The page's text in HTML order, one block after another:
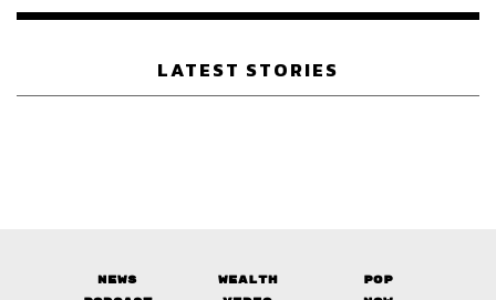
เรือนไทยที่ถูกซุกไว้
LATEST STORIES
News Wealth
Pop